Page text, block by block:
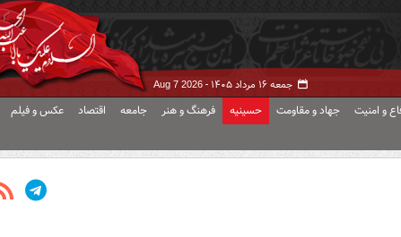
جمعه ۱۶ مرداد ۱۴۰۵ - Aug 7 2026
و امنیت جهاد و مقاومت حسینیه فرهنگ و هنر جامعه اقتصاد عکس و فیلم